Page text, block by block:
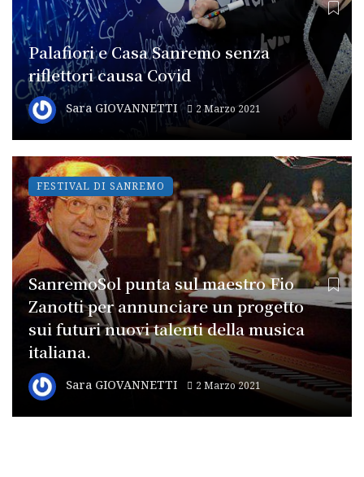
Palafiori e Casa Sanremo senza
riflettori causa Covid
Sara GIOVANNETTI 2 Marzo 2021
SanremoSol punta sul maestro Fio
Zanotti per annunciare un progetto
sui futuri nuovi talenti della musica
italiana.
Sara GIOVANNETTI 2 Marzo 2021
FESTIVAL DI SANREMO